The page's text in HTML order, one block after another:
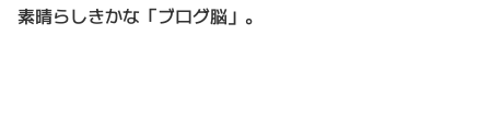
素晴らしきかな「ブログ脳」。